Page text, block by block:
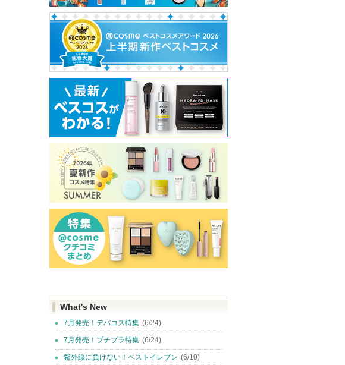
What's New
7月発売！デパコス特集 (6/24)
7月発売！プチプラ特集 (6/24)
紫外線に負けない！ベストイレブン (6/10)